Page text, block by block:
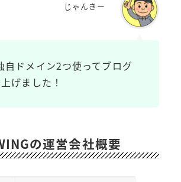
じゃんきー
自ドメイン2つ使ってブログ
げました！
の運営会社概要